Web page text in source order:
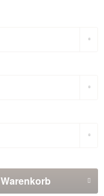
Warenkorb